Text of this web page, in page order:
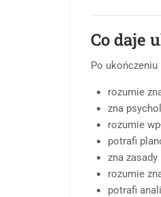
Co daje
Po
rozumie
zna
rozumie
potrafi
zna
rozumie
potrafi